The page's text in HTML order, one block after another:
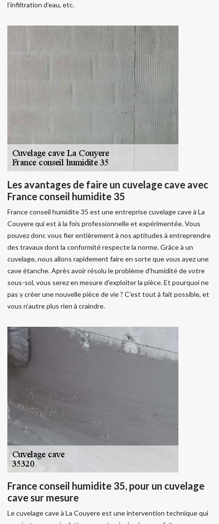
l’infiltration d’eau, etc.
Les avantages de faire un cuvelage cave avec
France conseil humidite 35
France conseil humidite 35 est une entreprise cuvelage cave à La
Couyere qui est à la fois professionnelle et expérimentée. Vous
pouvez donc vous fier entièrement à nos aptitudes à entreprendre
des travaux dont la conformité respecte la norme. Grâce à un
cuvelage, nous allons rapidement faire en sorte que vous ayez une
cave étanche. Après avoir résolu le problème d’humidité de votre
sous-sol, vous serez en mesure d’exploiter la pièce. Et pourquoi ne
pas y créer une nouvelle pièce de vie ? C’est tout à fait possible, et
vous n’autre plus rien à craindre.
France conseil humidite 35, pour un cuvelage
cave sur mesure
Le cuvelage cave à La Couyere est une intervention technique qui